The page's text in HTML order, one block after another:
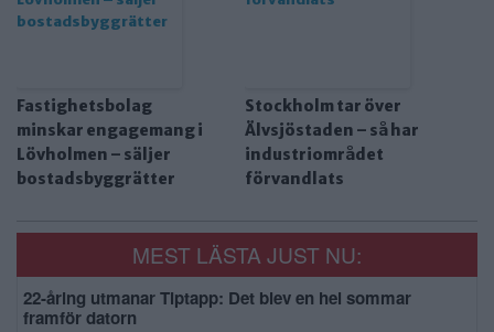
Fastighetsbolag
minskar engagemang i
Lövholmen – säljer
bostadsbyggrätter
Stockholm tar över
Älvsjöstaden – så har
industriområdet
förvandlats
MEST LÄSTA JUST NU:
22-åring utmanar Tiptapp: Det blev en hel sommar
framför datorn